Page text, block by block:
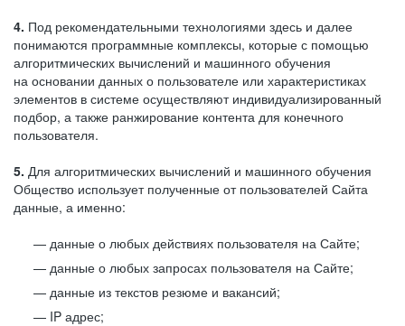
4. Под рекомендательными технологиями здесь и далее
понимаются программные комплексы, которые с помощью
алгоритмических вычислений и машинного обучения
на основании данных о пользователе или характеристиках
элементов в системе осуществляют индивидуализированный
подбор, а также ранжирование контента для конечного
пользователя.
5. Для алгоритмических вычислений и машинного обучения
Общество использует полученные от пользователей Сайта
данные, а именно:
данные о любых действиях пользователя на Сайте;
данные о любых запросах пользователя на Сайте;
данные из текстов резюме и вакансий;
IP адрес;